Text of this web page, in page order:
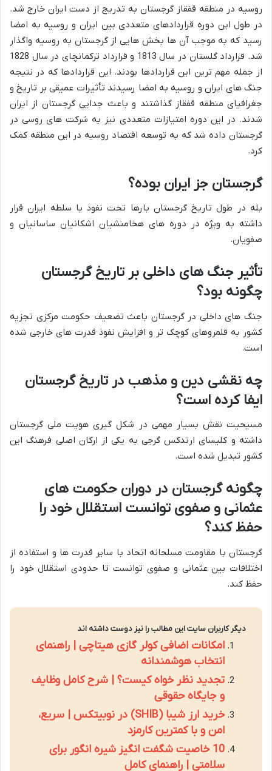
روسیه در منطقه قفقاز گرجستان به تدریج از دست ایران خارج شد.
در طول این دوره قراردادهای متعددی بین ایران و روسیه به امضا
رسید که به موجب آن ها بخش هایی از گرجستان به روسیه واگذار
شد. قرارداد گلستان در سال 1813 و قرارداد ترکمانچای در سال 1828
از جمله مهم ترین این قراردادها بودند. این قراردادها که در نتیجه
جنگ های ایران و روسیه به امضا رسیدند تأثیرات عمیقی بر تاریخ و
جغرافیای منطقه قفقاز گذاشتند و باعث جدایی گرجستان از ایران
شدند. در این دوره امتیازات متعددی نیز به شرکت های روسی در
گرجستان داده شد که به توسعه اقتصاد روسیه در این منطقه کمک
کرد.
گرجستان جز ایران بوده؟
بله در طول تاریخ گرجستان بارها تحت نفوذ یا سلطه ایران قرار
داشته به ویژه در دوره های هخامنشیان اشکانیان ساسانیان و
صفویان.
تأثیر جنگ های داخلی بر تاریخ گرجستان
چگونه بود؟
جنگ های داخلی در گرجستان باعث تضعیف حکومت مرکزی تجزیه
کشور به قلمروهای کوچک تر و افزایش نفوذ قدرت های خارجی شده
است.
چه نقشی دین و مذهب در تاریخ گرجستان
ایفا کرده است؟
مسیحیت نقش بسیار مهمی در شکل گیری هویت ملی گرجستان
داشته و کلیسای ارتدکس گرجی به یکی از ارکان اصلی فرهنگ این
کشور تبدیل شده است.
چگونه گرجستان در دوران حکومت های
عثمانی و صفوی توانست استقلال خود را
حفظ کند؟
گرجستان با مقاومت مسلحانه اتحاد با سایر قدرت ها و استفاده از
اختلافات بین عثمانی و صفوی توانست تا حدودی استقلال خود را
حفظ کند.
دیگر کاربران سایت این مطالب را نیز دوست داشته اند
امکانات اضافی کولر گازی هیتاچی | راهنمای
انتخاب هوشمندانه
تجدید نظر خواه کیست؟ | شرح کامل وظایف
و جایگاه حقوقی
خرید ارز شیبا (SHIB) در نوبیتکس | سریع،
امن و با کمترین کارمزد
10 خاصیت شگفت انگیز شیره انگور برای
سلامتی | راهنمای کامل